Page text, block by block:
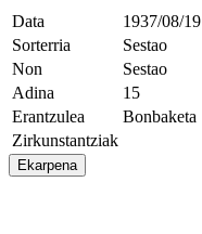
Data
1937/08/19
Sorterria
Sestao
Non
Sestao
Adina
15
Erantzulea
Bonbaketa
Zirkunstantziak